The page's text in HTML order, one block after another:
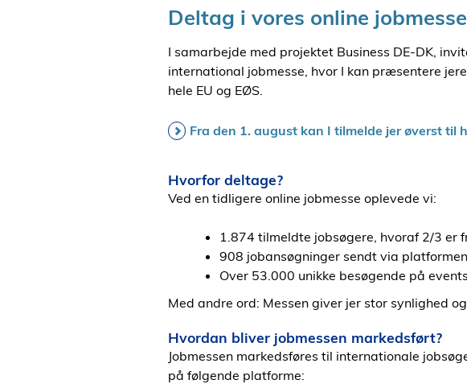
Deltag i vores online
I samarbejde med projektet Business DE-DK,
international jobmesse, hvor I kan præsentere
hele EU og EØS.
Fra den 1. august kan I tilmelde jer øverst til
Hvorfor deltage?
Ved en tidligere online jobmesse oplevede vi:
1.874 tilmeldte jobsøgere, hvoraf 2/3 er
908 jobansøgninger sendt via platformen
Over 53.000 unikke besøgende på
Med andre ord: Messen giver jer stor synlighed
Hvordan bliver jobmessen markedsført?
Jobmessen markedsføres til internationale
på følgende platforme: